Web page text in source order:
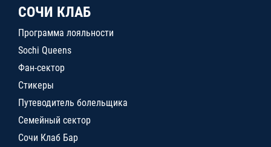
СОЧИ КЛАБ
Программа лояльности
Sochi Queens
Фан-сектор
Стикеры
Путеводитель болельщика
Семейный сектор
Сочи Клаб Бар